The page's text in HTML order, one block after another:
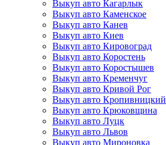
Выкуп авто Кагарлык
Выкуп авто Каменское
Выкуп авто Канев
Выкуп авто Киев
Выкуп авто Кировоград
Выкуп авто Коростень
Выкуп авто Коростышев
Выкуп авто Кременчуг
Выкуп авто Кривой Рог
Выкуп авто Кропивницкий
Выкуп авто Крюковщина
Выкуп авто Луцк
Выкуп авто Львов
Выкуп авто Мироновка